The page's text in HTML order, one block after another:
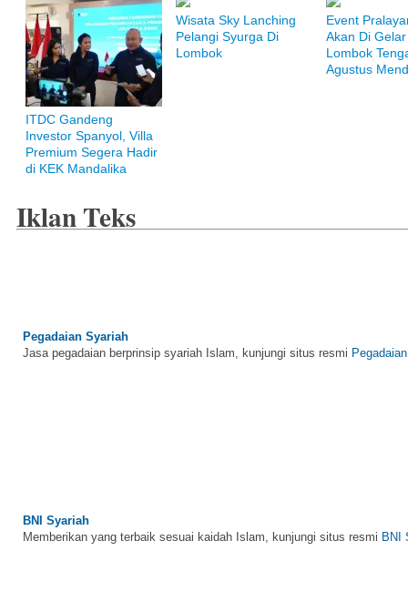
ITDC Gandeng
Investor Spanyol, Villa
Premium Segera Hadir
di KEK Mandalika
Wisata Sky Lanching
Pelangi Syurga Di
Lombok
Event
Akan Di
Lombok
Agustus
Iklan Teks
Bank Muamalat
Raih ketenangan dengan akses yang luas di Bank Muamalat
Jasa pegadaian berprinsip syariah Islam, kunjungi situs resmi
Memberikan yang terbaik sesuai kaidah Islam, kunjungi situs resmi